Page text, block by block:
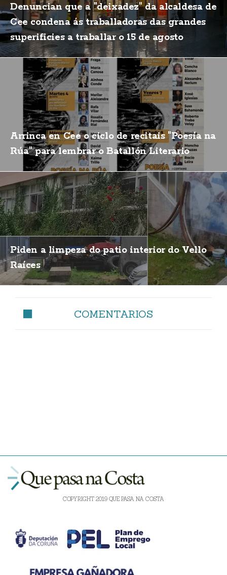
Denuncian que a "deixadez" da alcaldesa de
Cee condena ás traballadoras das grandes
superificies a traballar o 15 de agosto
Arrinca en Cee o ciclo de recitais "Poesía na
Rúa" para lembrar o Batallón Literario
Piden a limpeza do patio interior do Vello
Raíces
COMENTARIOS
COPYRIGHT 2019 QUE PASA NA COSTA